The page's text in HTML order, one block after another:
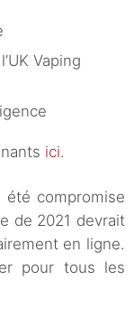
Vaping
ici.
été compromise
de 2021 devrait
en ligne.
pour tous les